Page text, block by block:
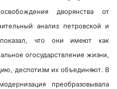
дворянства от
анализ петровской и
показал, что они имеют как
огосударствление жизни,
деспотизм их объединяют. В
преобразовывала